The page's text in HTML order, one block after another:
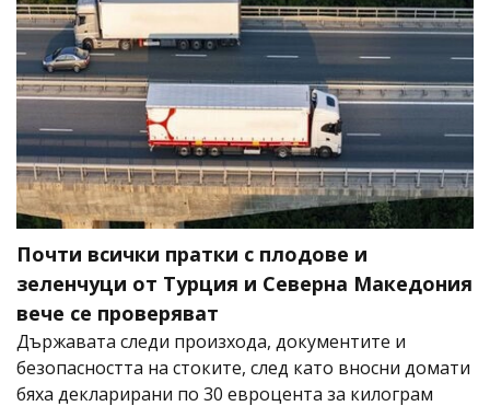
Почти всички пратки с плодове и
зеленчуци от Турция и Северна Македония
вече се проверяват
Държавата следи произхода, документите и
безопасността на стоките, след като вносни домати
бяха декларирани по 30 евроцента за килограм